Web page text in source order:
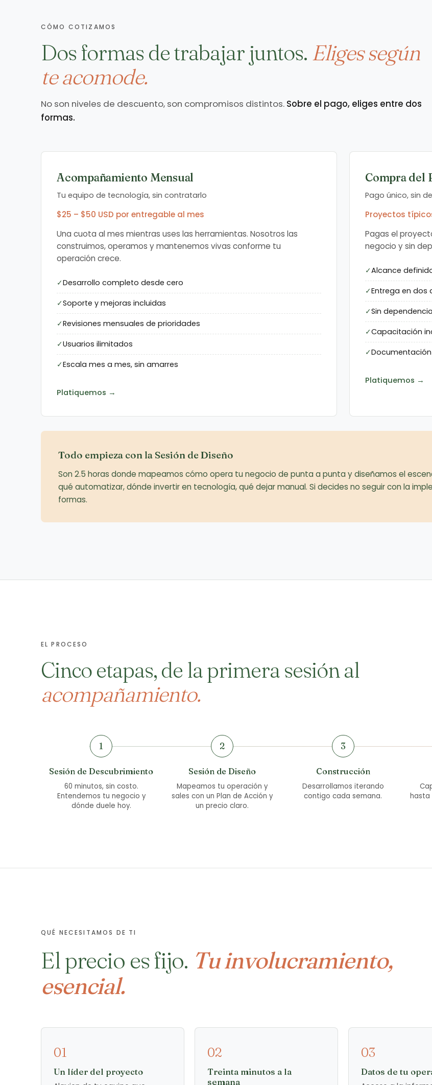
CÓMO COTIZAMOS
Dos formas de trabajar juntos. Eliges según
te acomode.
No son niveles de descuento, son compromisos distintos. Sobre el pago, eliges entre dos
formas.
Acompañamiento Mensual
Tu equipo de tecnología, sin contratarlo
$25 – $50 USD por entregable al mes
Una cuota al mes mientras uses las herramientas. Nosotros las
construimos, operamos y mantenemos vivas conforme tu
operación crece.
Desarrollo completo desde cero
Soporte y mejoras incluidas
Revisiones mensuales de prioridades
Usuarios ilimitados
Escala mes a mes, sin amarres
Platiquemos →
Compra del
Pago único, sin
Proyectos
Pagas el
negocio y sin
Alcance
Entrega en dos
Sin
Capacitación
Platiquemos →
Todo empieza con la Sesión de Diseño
Son 2.5 horas donde mapeamos cómo opera tu negocio de punta a punta y diseñamos el
qué automatizar, dónde invertir en tecnología, qué dejar manual. Si decides no seguir con la
formas.
EL PROCESO
Cinco etapas, de la primera sesión al
acompañamiento.
1
Sesión de Descubrimiento
60 minutos, sin costo.
Entendemos tu negocio y
dónde duele hoy.
2
Sesión de Diseño
Mapeamos tu operación y
sales con un Plan de Acción y
un precio claro.
3
Construcción
Desarrollamos iterando
contigo cada semana.
hasta
QUÉ NECESITAMOS DE TI
El precio es fijo. Tu involucramiento,
esencial.
01
Un líder del proyecto
02
Treinta minutos a la
semana
03
Datos de tu